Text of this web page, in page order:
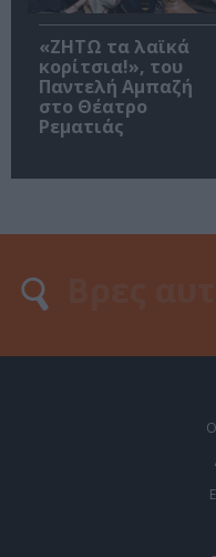
«ΖΗΤΩ τα λαϊκά
κορίτσια!», του
Παντελή Αμπαζή
στο Θέατρο
Ρεματιάς